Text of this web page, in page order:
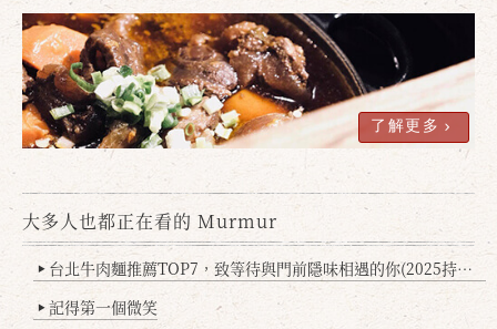
了解更多
大多人也都正在看的 Murmur
▶ 台北牛肉麵推薦TOP7，致等待與門前隱味相遇的你(2025持續更新
▶ 記得第一個微笑